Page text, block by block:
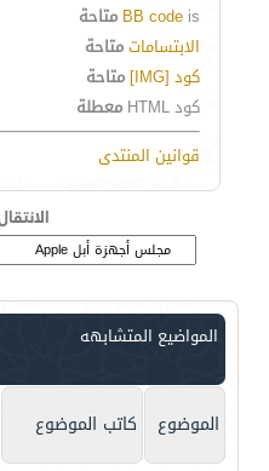
BB code is
متاحة
الابتساماتمتاحة
كود [IMG]
متاحة
كود HTML
معطلة
قوانين المنتدى
المواضيع المتشابهه
الموضوع كاتب الموضوع